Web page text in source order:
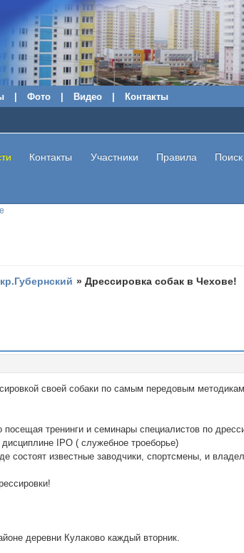
Фото Видео Контакты
Контакты Участники Правила Поиск
»Дрессировка собак в Чехове!
своей собаки по самым передовым
тренинги и семинары специалистов по
IPO ( служебное троеборье)
известные заводчики, спортсмены, и
деревни Кулаково каждый вторник.